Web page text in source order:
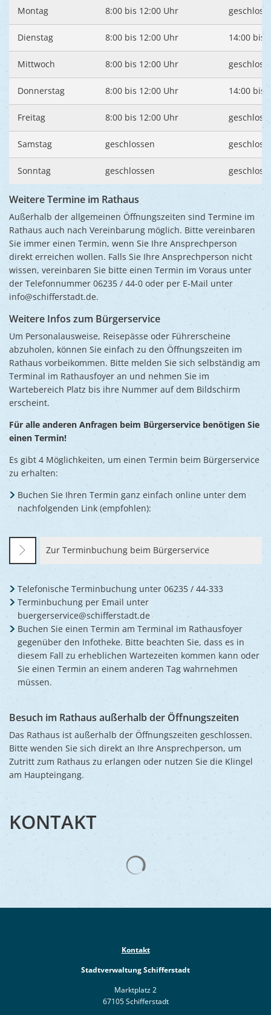
Ernst-
Bauen,
Montag 8:00 bis 12:00 Uhr
Dienstag 8:00 bis 12:00 Uhr 14:00 bis
Mittwoch 8:00 bis 12:00 Uhr
Donnerstag 8:00 bis 12:00 Uhr 14:00 bis
Freitag 8:00 bis 12:00 Uhr
Samstag geschlossen
Sonntag geschlossen
Weitere Termine im Rathaus
Außerhalb der allgemeinen Öffnungszeiten sind Termine im
Rathaus auch nach Vereinbarung möglich. Bitte vereinbaren
Sie immer einen Termin, wenn Sie Ihre Ansprechperson
direkt erreichen wollen. Falls Sie Ihre Ansprechperson nicht
wissen, vereinbaren Sie bitte einen Termin im Voraus unter
der Telefonnummer 06235 / 44-0 oder per E-Mail unter
info@schifferstadt.de.
Weitere Infos zum Bürgerservice
Um Personalausweise, Reisepässe oder Führerscheine
abzuholen, können Sie einfach zu den Öffnungszeiten im
Rathaus vorbeikommen. Bitte melden Sie sich selbständig am
Terminal im Rathausfoyer an und nehmen Sie im
Wartebereich Platz bis ihre Nummer auf dem Bildschirm
erscheint.
Für alle anderen Anfragen beim Bürgerservice benötigen Sie
einen Termin!
Es gibt 4 Möglichkeiten, um einen Termin beim Bürgerservice
zu erhalten:
Buchen Sie Ihren Termin ganz einfach online unter dem
nachfolgenden Link (empfohlen):
Zur Terminbuchung beim Bürgerservice
Telefonische Terminbuchung unter 06235 / 44-333
Terminbuchung per Email unter
buergerservice@schifferstadt.de
Buchen Sie einen Termin am Terminal im Rathausfoyer
gegenüber den Infotheke. Bitte beachten Sie, dass es in
diesem Fall zu erheblichen Wartezeiten kommen kann oder
Sie einen Termin an einem anderen Tag wahrnehmen
müssen.
Besuch im Rathaus außerhalb der Öffnungszeiten
Das Rathaus ist außerhalb der Öffnungszeiten geschlossen.
Bitte wenden Sie sich direkt an Ihre Ansprechperson, um
Zutritt zum Rathaus zu erlangen oder nutzen Sie die Klingel
am Haupteingang.
KONTAKT
Suchergebnisse werden
Kontakt
Stadtverwaltung Schifferstadt
Marktplatz 2
67105 Schifferstadt